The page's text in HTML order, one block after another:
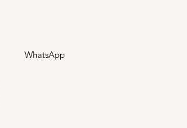
WhatsApp